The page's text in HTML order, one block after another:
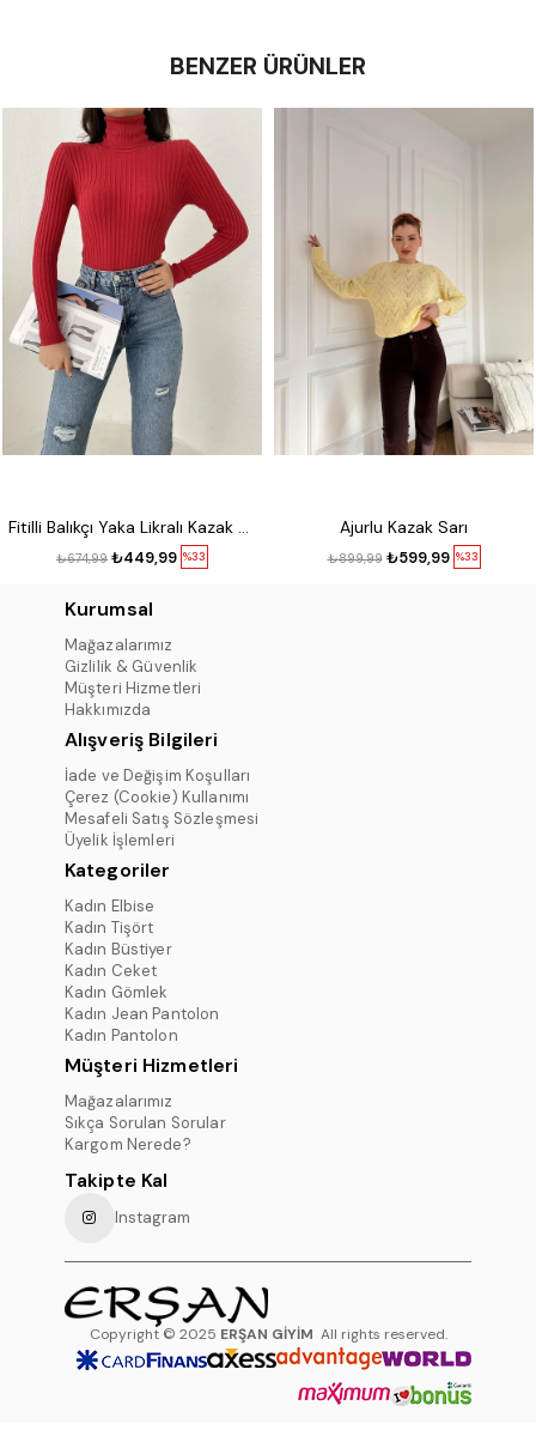
BENZER ÜRÜNLER
Fitilli Balıkçı Yaka Likralı Kazak Kırmızı
%33
₺449,99
₺674,99
Ajurlu Kazak Sarı
%33
₺599,99
₺899,99
Kurumsal
Mağazalarımız
Gizlilik & Güvenlik
Müşteri Hizmetleri
Hakkımızda
Alışveriş Bilgileri
İade ve Değişim Koşulları
Çerez (Cookie) Kullanımı
Mesafeli Satış Sözleşmesi
Üyelik İşlemleri
Kategoriler
Kadın Elbise
Kadın Tişört
Kadın Büstiyer
Kadın Ceket
Kadın Gömlek
Kadın Jean Pantolon
Kadın Pantolon
Müşteri Hizmetleri
Mağazalarımız
Sıkça Sorulan Sorular
Kargom Nerede?
Takipte Kal
Instagram
Copyright © 2025 ERŞAN GİYİM All rights reserved.